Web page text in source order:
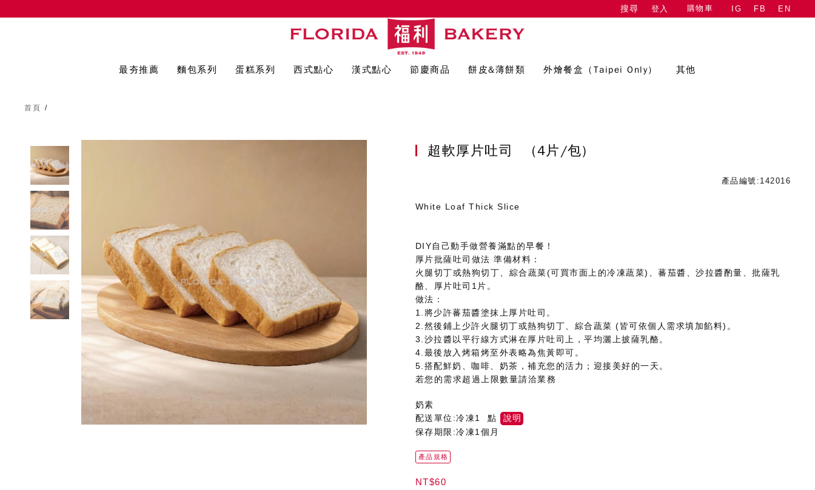
搜尋 登入 購物車 IG FB EN
最夯推薦 麵包系列 蛋糕系列 西式點心 漢式點心 節慶商品 餅皮&薄餅類 外燴餐盒（Taipei Only） 其他
首頁 /
超軟厚片吐司 (4片/包)
產品編號:142016
White Loaf Thick Slice
DIY自己動手做營養滿點的早餐！
厚片批薩吐司做法 準備材料：
火腿切丁或熱狗切丁、綜合蔬菜(可買市面上的冷凍蔬菜)、蕃茄醬、沙拉醬酌量、批薩乳
酪、厚片吐司1片。
做法：
1.將少許蕃茄醬塗抹上厚片吐司。
2.然後鋪上少許火腿切丁或熱狗切丁、綜合蔬菜 (皆可依個人需求填加餡料)。
3.沙拉醬以平行線方式淋在厚片吐司上，平均灑上披薩乳酪。
4.最後放入烤箱烤至外表略為焦黃即可。
5.搭配鮮奶、咖啡、奶茶，補充您的活力；迎接美好的一天。
若您的需求超過上限數量請洽業務
奶素
配送單位:冷凍1 點
說明
保存期限:冷凍1個月
產品規格
NT$60